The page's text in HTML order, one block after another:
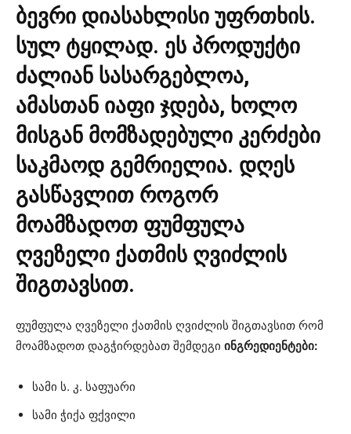
ბევრი დიასახლისი უფრთხის.
სულ ტყილად. ეს პროდუქტი
ძალიან სასარგებლოა,
ამასთან იაფი ჯდება, ხოლო
მისგან მომზადებული კერძები
საკმაოდ გემრიელია. დღეს
გასწავლით როგორ
მოამზადოთ ფუმფულა
ღვეზელი ქათმის ღვიძლის
შიგთავსით.
ფუმფულა ღვეზელი ქათმის ღვიძლის შიგთავსით რომ
მოამზადოთ დაგჭირდებათ შემდეგი ინგრედიენტები:
სამი ს. კ. საფუარი
სამი ჭიქა ფქვილი